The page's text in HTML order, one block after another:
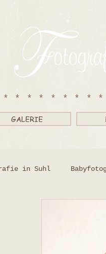
GALERIE
in Suhl